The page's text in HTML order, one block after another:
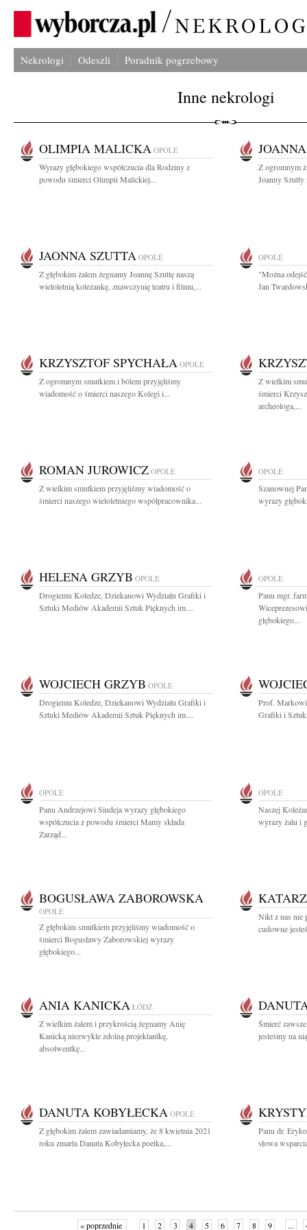
Nekrologi Odeszli Poradnik pogrzebowy
Inne nekrologi
OLIMPIA MALICKA OPOLE
Wyrazy głębokiego współczucia dla Rodziny z
powodu śmierci Olimpii Malickiej...
Z ogromnym
Joanny
JAONNA SZUTTA OPOLE
Z głębokim żalem żegnamy Joannę Szuttę naszą
wieloletnią koleżankę, znawczynię teatru i filmu,...
OPOLE
"Można
Jan
KRZYSZTOF SPYCHAŁA OPOLE
Z ogromnym smutkiem i bólem przyjęliśmy
wiadomość o śmierci naszego Kolegi i...
Z wielkim
śmierci
archeologa,...
ROMAN JUROWICZ OPOLE
Z wielkim smutkiem przyjęliśmy wiadomość o
śmierci naszego wieloletniego współpracownika...
OPOLE
Szanownej
wyrazy
HELENA GRZYB OPOLE
Drogiemu Koledze, Dziekanowi Wydziału Grafiki i
Sztuki Mediów Akademii Sztuk Pięknych im....
OPOLE
Panu mgr.
głębokiego...
WOJCIECH GRZYB OPOLE
Drogiemu Koledze, Dziekanowi Wydziału Grafiki i
Sztuki Mediów Akademii Sztuk Pięknych im....
Prof.
Grafiki i
OPOLE
Panu Andrzejowi Siudeja wyrazy głębokiego
współczucia z powodu śmierci Mamy składa
Zarząd...
OPOLE
Naszej
wyrazy żalu i
BOGUSŁAWA ZABOROWSKA
OPOLE
Z głębokim smutkiem przyjęliśmy wiadomość o
śmierci Bogusławy Zaborowskiej wyrazy
głębokiego...
Nikt z nas nie
cudowne
ANIA KANICKA ŁÓDŹ
Z wielkim żalem i przykrością żegnamy Anię
Kanicką niezwykle zdolną projektantkę,
absolwentkę...
Śmierć
jesteśmy na
DANUTA KOBYŁECKA OPOLE
Z głębokim żalem zawiadamiamy, że 8 kwietnia 2021
roku zmarła Danuta Kobyłecka poetka,...
Panu dr.
słowa
« poprzednie 1 2 3 4 5 6 7 8 9 ...